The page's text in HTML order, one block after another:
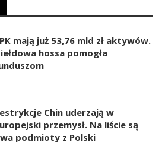
mają już 53,76 mld zł aktywów.
hossa pomogła
Chin uderzają w
przemysł. Na liście są
podmioty z Polski